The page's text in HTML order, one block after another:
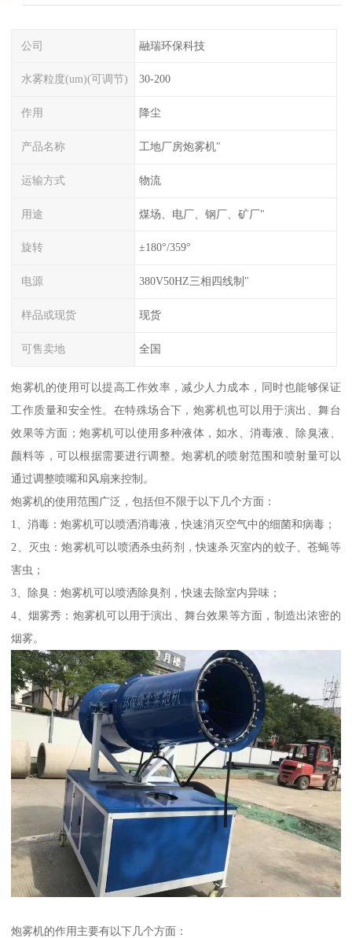
公司 融瑞环保科技
水雾粒度(um)(可调节) 30-200
作用 降尘
产品名称 工地厂房炮雾机"
运输方式 物流
用途 煤场、电厂、钢厂、矿厂"
旋转 ±180°/359°
电源 380V50HZ三相四线制"
样品或现货 现货
可售卖地 全国
炮雾机的使用可以提高工作效率，减少人力成本，同时也能够保证
工作质量和安全性。在特殊场合下，炮雾机也可以用于演出、舞台
效果等方面；炮雾机可以使用多种液体，如水、消毒液、除臭液、
颜料等，可以根据需要进行调整。炮雾机的喷射范围和喷射量可以
通过调整喷嘴和风扇来控制。
炮雾机的使用范围广泛，包括但不限于以下几个方面：
1、消毒：炮雾机可以喷洒消毒液，快速消灭空气中的细菌和病毒；
2、灭虫：炮雾机可以喷洒杀虫药剂，快速杀灭室内的蚊子、苍蝇等
害虫；
3、除臭：炮雾机可以喷洒除臭剂，快速去除室内异味；
4、烟雾秀：炮雾机可以用于演出、舞台效果等方面，制造出浓密的
烟雾。
炮雾机的作用主要有以下几个方面：